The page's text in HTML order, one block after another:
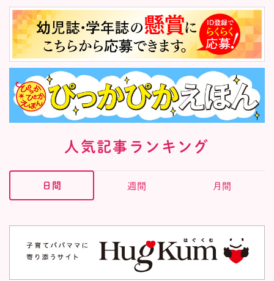
人気記事ランキング
日間 週間 月間